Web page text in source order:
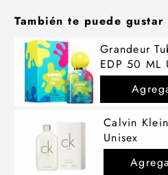
También te puede gustar
Grandeur
EDP 50 ML
Calvin
Unisex